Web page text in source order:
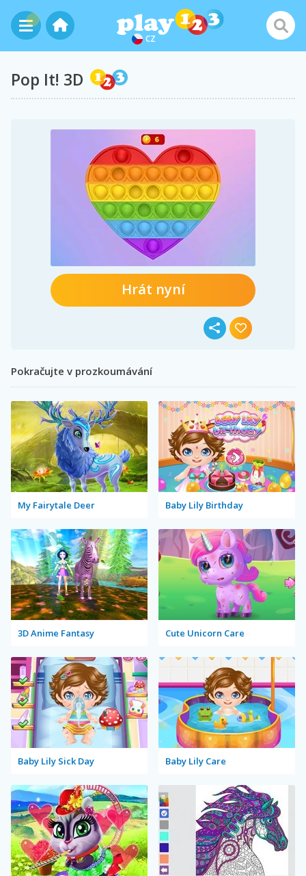
CZ
Pop It! 3D
Hrát nyní
Pokračujte v prozkoumávání
My Fairytale Deer Baby Lily Birthday
3D Anime Fantasy Cute Unicorn Care
Baby Lily Sick Day Baby Lily Care